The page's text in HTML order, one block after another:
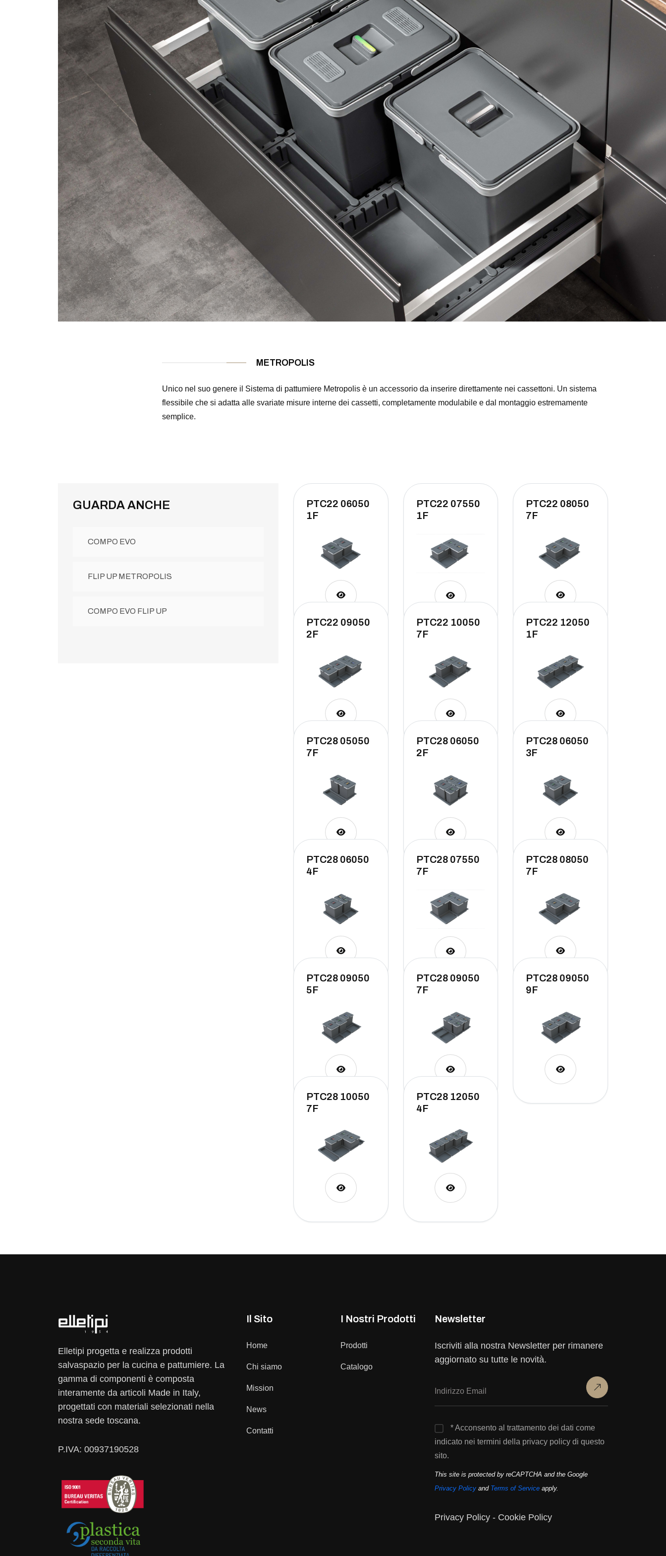
METROPOLIS
Unico nel suo genere il Sistema di pattumiere Metropolis è un accessorio da inserire direttamente nei cassettoni. Un sistema
flessibile che si adatta alle svariate misure interne dei cassetti, completamente modulabile e dal montaggio estremamente
semplice.
GUARDA ANCHE
COMPO EVO
FLIP UP METROPOLIS
COMPO EVO FLIP UP
PTC22 06050
1F
PTC22 07550
1F
PTC22 08050
7F
PTC22 09050
2F
PTC22 10050
7F
PTC22 12050
1F
PTC28 05050
7F
PTC28 06050
2F
PTC28 06050
3F
PTC28 06050
4F
PTC28 07550
7F
PTC28 08050
7F
PTC28 09050
5F
PTC28 09050
7F
PTC28 09050
9F
PTC28 10050
7F
PTC28 12050
4F
Elletipi progetta e realizza prodotti
salvaspazio per la cucina e pattumiere. La
gamma di componenti è composta
interamente da articoli Made in Italy,
progettati con materiali selezionati nella
nostra sede toscana.
P.IVA: 00937190528
Il Sito
Home
Chi siamo
Mission
News
Contatti
I Nostri Prodotti
Prodotti
Catalogo
Newsletter
Iscriviti alla nostra Newsletter per rimanere
aggiornato su tutte le novità.
* Acconsento al trattamento dei dati come
indicato nei termini della privacy policy di questo
sito.
This site is protected by reCAPTCHA and the Google
Privacy Policy and Terms of Service apply.
Privacy Policy - Cookie Policy